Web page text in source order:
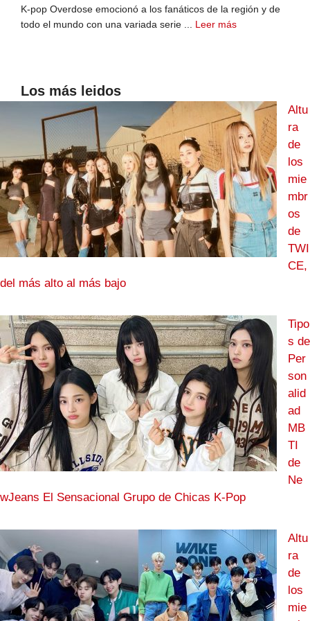
K-pop Overdose emocionó a los fanáticos de la región y de
todo el mundo con una variada serie ... Leer más
Los más leidos
Altu
ra
de
los
mie
mbr
os
de
TWI
CE,
del más alto al más bajo
Tipo
s de
Per
son
alid
ad
MB
TI
de
Ne
wJeans El Sensacional Grupo de Chicas K-Pop
Altu
ra
de
los
mie